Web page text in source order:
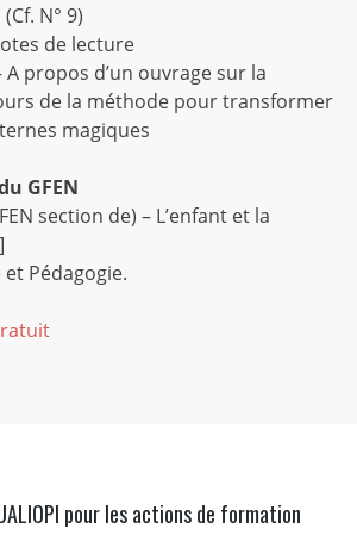
N° 9)
de lecture
propos d’un ouvrage sur la
de la méthode pour transformer
magiques
GFEN
section de) – L’enfant et la
Pédagogie.
pour les actions de formation